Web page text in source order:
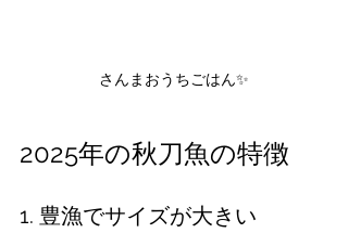
さんまおうちごはん✨
2025年の秋刀魚の特徴
1. 豊漁でサイズが大きい